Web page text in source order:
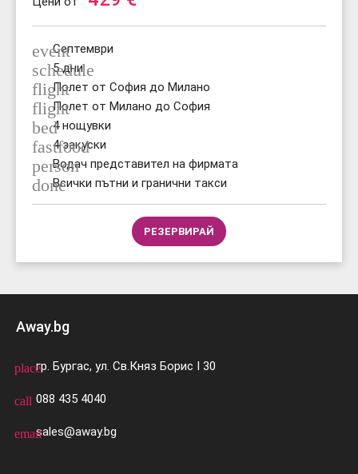
event
Септември
schedule
5 дни
flightПолет от София до Милано
flightПолет от Милано до София
bed4 нощувки
fastfood
4 закуски
person
Водач представител на фирмата
doneВсички пътни и гранични такси
РЕЗЕРВИРАЙ
Away.bg
placeгр. Бургас, ул. Св.Княз Борис I 30
call 088 435 4040
emailsales@away.bg